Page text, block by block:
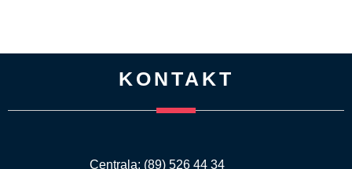
KONTAKT
Centrala: (89) 526 44 34